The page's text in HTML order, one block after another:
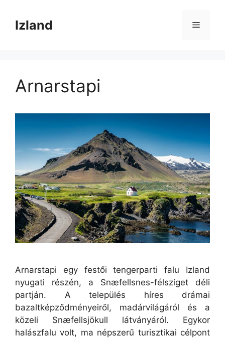
tartalomba
Izland Menü
Arnarstapi
Arnarstapi egy festői tengerparti falu Izland
nyugati részén, a Snæfellsnes-félsziget déli
partján. A település híres drámai
bazaltképződményeiről, madárvilágáról és a
közeli Snæfellsjökull látványáról. Egykor
halászfalu volt, ma népszerű turisztikai célpont